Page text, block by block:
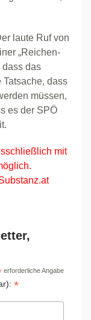
laute Ruf von
„Reichen-
dass das
dass
müssen,
es der SPÖ
mit
erforderliche Angabe
*